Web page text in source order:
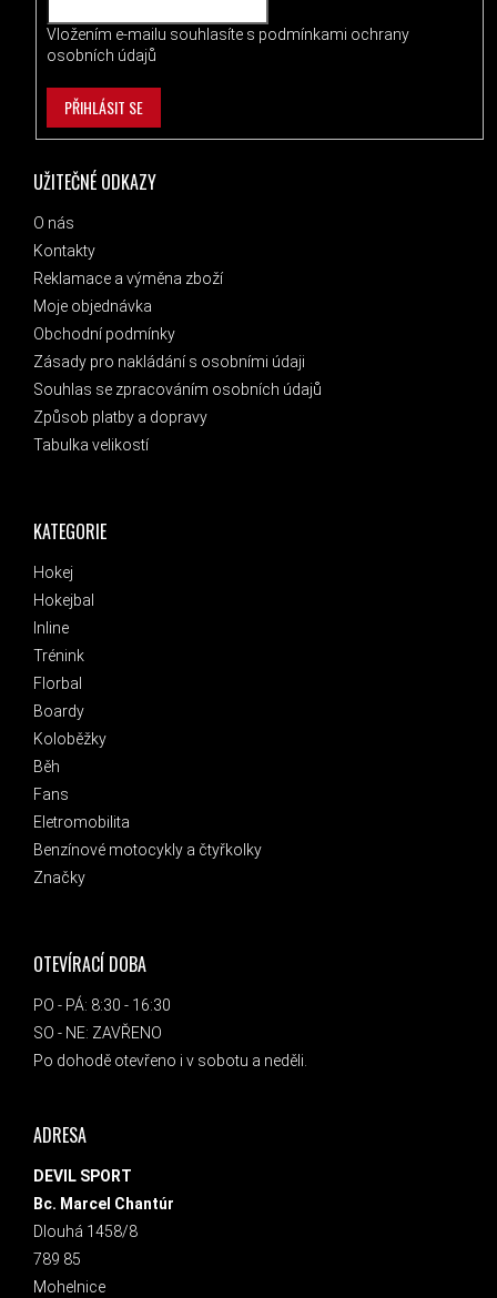
KATEGORIE
Hokej
Hokejbal
Inline
Trénink
Florbal
Boardy
Koloběžky
Běh
Fans
Eletromobilita
Benzínové motocykly a čtyřkolky
Značky
UŽITEČNÉ ODKAZY
O nás
Kontakty
Reklamace a výměna zboží
Moje objednávka
Obchodní podmínky
Zásady pro nakládání s osobními údaji
Souhlas se zpracováním osobních údajů
Způsob platby a dopravy
Tabulka velikostí
OTEVÍRACÍ DOBA
PO - PÁ: 8:30 - 16:30
SO - NE: ZAVŘENO
Po dohodě otevřeno i v sobotu a neděli.
ADRESA
DEVIL SPORT
Bc. Marcel Chantúr
Dlouhá 1458/8
789 85
Mohelnice
Vložením e-mailu souhlasíte s podmínkami ochrany
osobních údajů
PŘIHLÁSIT SE